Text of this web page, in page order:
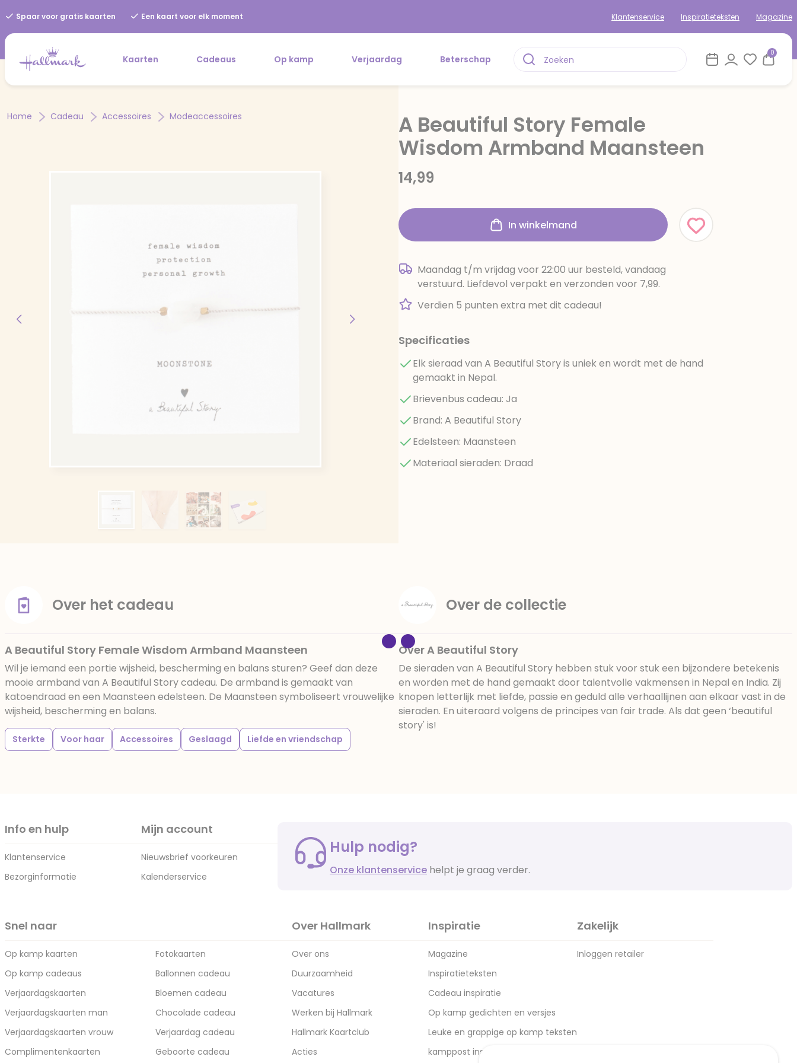
Spaar voor gratis kaarten Een kaart voor elk moment Klantenservice Inspiratieteksten Magazine
Kaarten Cadeaus Op kamp Verjaardag Beterschap
0
Home Cadeau Accessoires Modeaccessoires
A Beautiful Story Female
Wisdom Armband Maansteen
14,99
In winkelmand
Maandag t/m vrijdag voor 22:00 uur besteld, vandaag
verstuurd. Liefdevol verpakt en verzonden voor 7,99.
Verdien 5 punten extra met dit cadeau!
Specificaties
Elk sieraad van A Beautiful Story is uniek en wordt met de hand
gemaakt in Nepal.
Brievenbus cadeau: Ja
Brand: A Beautiful Story
Edelsteen: Maansteen
Materiaal sieraden: Draad
Over het cadeau
A Beautiful Story Female Wisdom Armband Maansteen
Wil je iemand een portie wijsheid, bescherming en balans sturen? Geef dan deze
mooie armband van A Beautiful Story cadeau. De armband is gemaakt van
katoendraad en een Maansteen edelsteen. De Maansteen symboliseert vrouwelijke
wijsheid, bescherming en balans.
Sterkte Voor haar Accessoires Geslaagd Liefde en vriendschap
Over de collectie
Over A Beautiful Story
De sieraden van A Beautiful Story hebben stuk voor stuk een bijzondere betekenis
en worden met de hand gemaakt door talentvolle vakmensen in Nepal en India. Zij
knopen letterlijk met liefde, passie en geduld alle verhaallijnen aan elkaar vast in de
sieraden. En uiteraard volgens de principes van fair trade. Als dat geen ‘beautiful
story' is!
Info en hulp
Klantenservice
Bezorginformatie
Mijn account
Nieuwsbrief voorkeuren
Kalenderservice
Hulp nodig?
Onze klantenservice helpt je graag verder.
Snel naar
Op kamp kaarten
Op kamp cadeaus
Verjaardagskaarten
Verjaardagskaarten man
Verjaardagskaarten vrouw
Complimentenkaarten
Fotokaarten
Ballonnen cadeau
Bloemen cadeau
Chocolade cadeau
Verjaardag cadeau
Geboorte cadeau
Over Hallmark
Over ons
Duurzaamheid
Vacatures
Werken bij Hallmark
Hallmark Kaartclub
Acties
Inspiratie
Magazine
Inspiratieteksten
Cadeau inspiratie
Op kamp gedichten en versjes
Leuke en grappige op kamp teksten
kamppost inspiratie
Zakelijk
Inloggen retailer